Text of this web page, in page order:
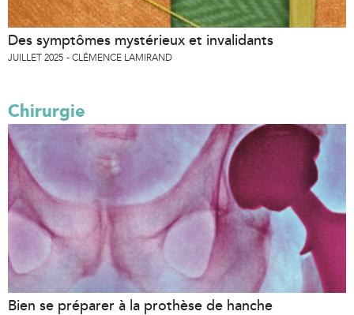
Des symptômes mystérieux et invalidants
JUILLET 2025 CLÉMENCE LAMIRAND
Chirurgie
Bien se préparer à la prothèse de hanche